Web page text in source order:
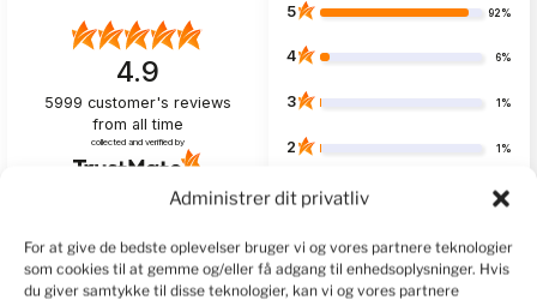
Administrer dit privatliv
For at give de bedste oplevelser bruger vi og vores partnere teknologier
som cookies til at gemme og/eller få adgang til enhedsoplysninger. Hvis
du giver samtykke til disse teknologier, kan vi og vores partnere
4.9
5999 customer's reviews
from all time
collected and verified by
5 92%
4 6%
3 1%
2 1%
1 1%